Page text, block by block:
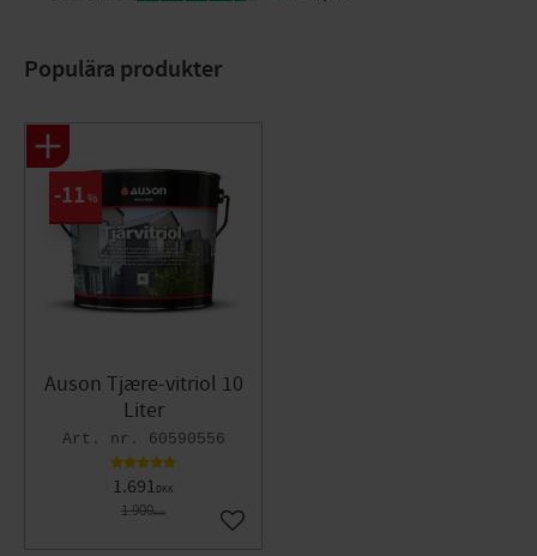
Populära produkter
Auson Tjære-vitriol 10
Liter
60590556
1.691DKK
1.900DKK
11 %
Gem som favorit